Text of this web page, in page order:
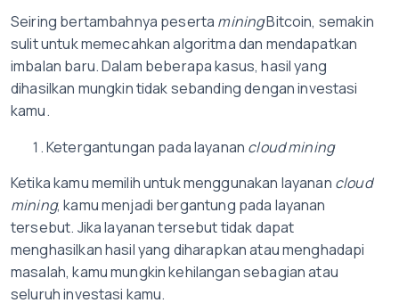
Seiring bertambahnya peserta miningBitcoin, semakin
sulit untuk memecahkan algoritma dan mendapatkan
imbalan baru. Dalam beberapa kasus, hasil yang
dihasilkan mungkin tidak sebanding dengan investasi
kamu.
Ketergantungan pada layanan cloud mining
Ketika kamu memilih untuk menggunakan layanan cloud
mining, kamu menjadi bergantung pada layanan
tersebut. Jika layanan tersebut tidak dapat
menghasilkan hasil yang diharapkan atau menghadapi
masalah, kamu mungkin kehilangan sebagian atau
seluruh investasi kamu.